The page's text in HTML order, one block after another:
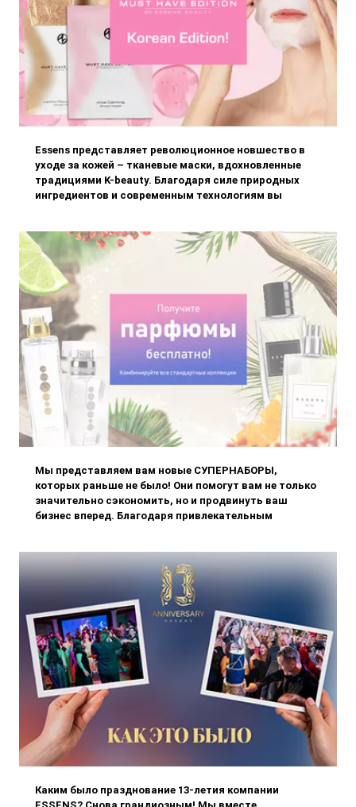
Essens представляет революционное новшество в
уходе за кожей – тканевые маски, вдохновленные
традициями K-beauty. Благодаря силе природных
ингредиентов и современным технологиям вы
Мы представляем вам новые СУПЕРНАБОРЫ,
которых раньше не было! Они помогут вам не только
значительно сэкономить, но и продвинуть ваш
бизнес вперед. Благодаря привлекательным
Каким было празднование 13-летия компании